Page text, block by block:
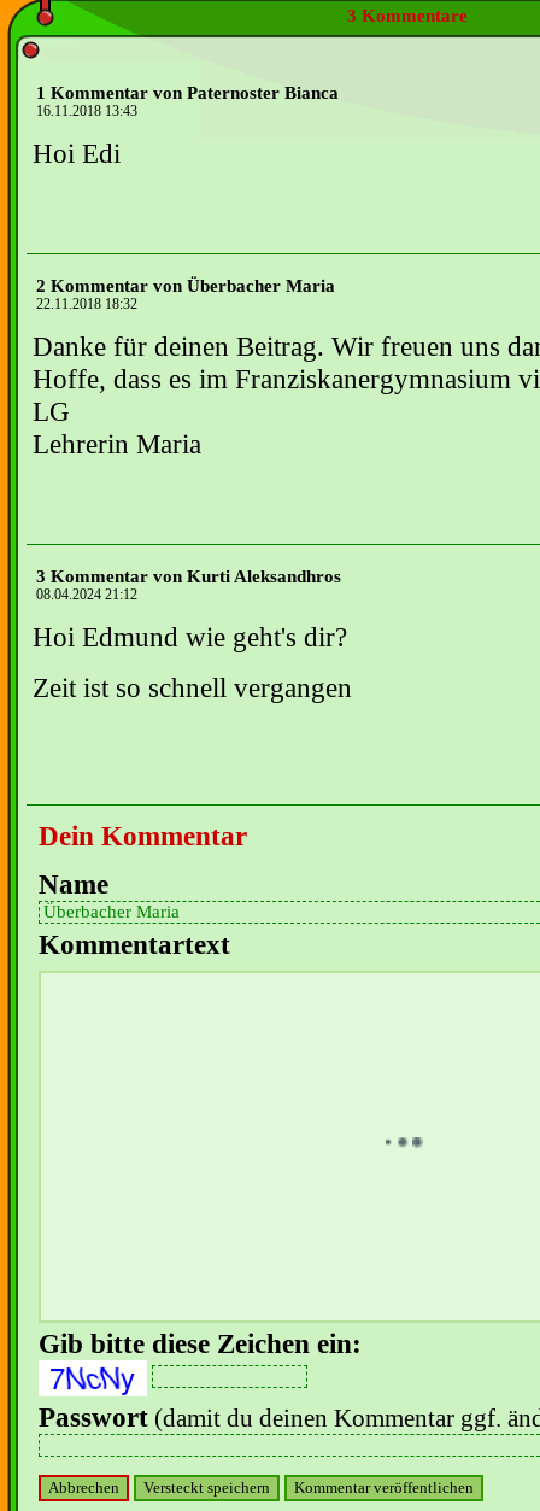
3 Kommentare
1 Kommentar von Paternoster Bianca
16.11.2018 13:43
Hoi Edi
2 Kommentar von Überbacher Maria
22.11.2018 18:32
Danke für deinen Beitrag. Wir freuen uns
Hoffe, dass es im Franziskanergymnasium
LG
Lehrerin Maria
3 Kommentar von Kurti Aleksandhros
08.04.2024 21:12
Hoi Edmund wie geht's dir?
Zeit ist so schnell vergangen
Dein Kommentar
Name
Kommentartext
Gib bitte diese Zeichen ein:
Passwort (damit du deinen Kommentar ggf.